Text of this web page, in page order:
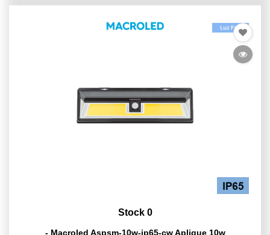
Stock 0
- Macroled Aspsm-10w-ip65-cw Aplique 10w